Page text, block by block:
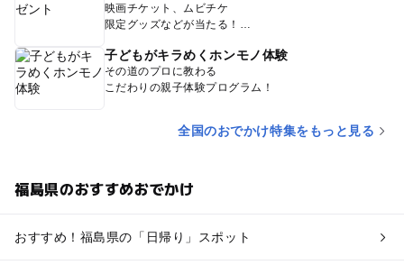
映画チケット、ムビチケ
限定グッズなどが当たる！
子どもがキラめくホンモノ体験
その道のプロに教わる
こだわりの親子体験プログラム！
全国のおでかけ特集をもっと見る
福島県のおすすめおでかけ
おすすめ！福島県の「日帰り」スポット